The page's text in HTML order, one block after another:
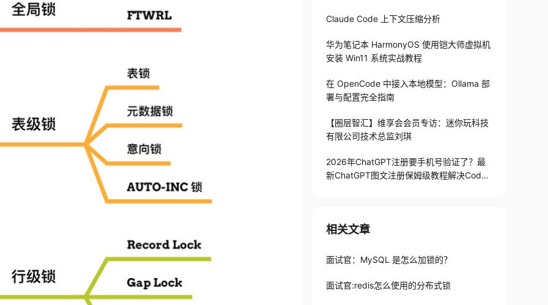
Claude Code 上下文压缩分析
华为笔记本 HarmonyOS 使用铠大师虚拟机
安装 Win11 系统实战教程
在 OpenCode 中接入本地模型：Ollama 部
署与配置完全指南
【圈层智汇】维享会会员专访：迷你玩科技
有限公司技术总监刘琪
2026年ChatGPT注册要手机号验证了？最
新ChatGPT图文注册保姆级教程解决Codex
相关文章
面试官：MySQL 是怎么加锁的？
面试官:redis怎么使用的分布式锁